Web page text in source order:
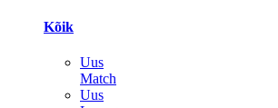
Kõik
Uus
Match
Uus